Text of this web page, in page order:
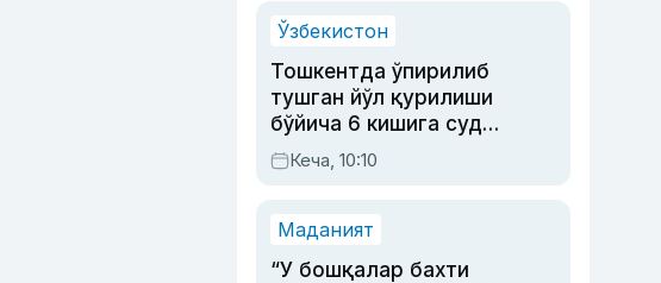
Ўзбекистон
Тошкентда ўпирилиб
тушган йўл қурилиши
бўйича 6 кишига суд
ҳукми ўқилди
Кеча, 10:10
Маданият
“У бошқалар бахти